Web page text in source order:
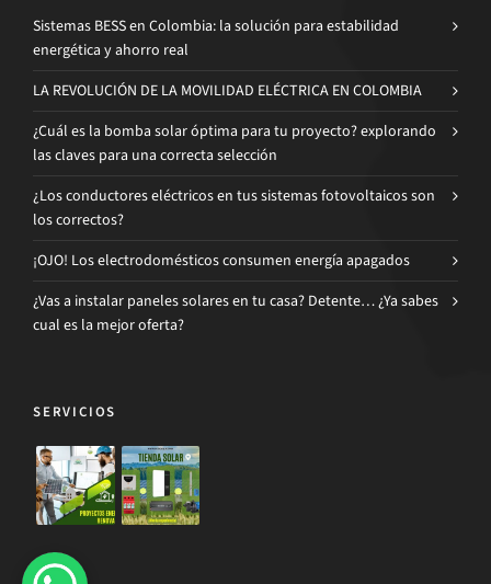
Sistemas BESS en Colombia: la solución para estabilidad
energética y ahorro real
LA REVOLUCIÓN DE LA MOVILIDAD ELÉCTRICA EN COLOMBIA
¿Cuál es la bomba solar óptima para tu proyecto? explorando
las claves para una correcta selección
¿Los conductores eléctricos en tus sistemas fotovoltaicos son
los correctos?
¡OJO! Los electrodomésticos consumen energía apagados
¿Vas a instalar paneles solares en tu casa? Detente… ¿Ya sabes
cual es la mejor oferta?
SERVICIOS